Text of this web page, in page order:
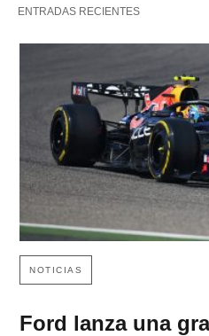
ENTRADAS RECIENTES
NOTICIAS
Ford lanza una